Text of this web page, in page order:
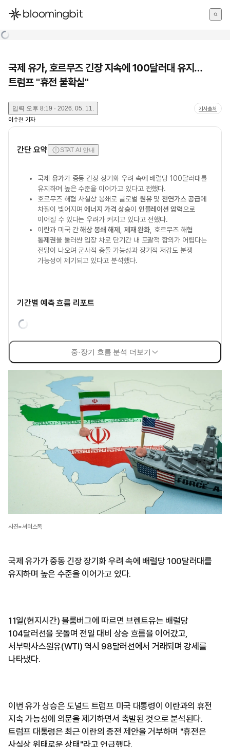
한국어
국제 유가, 호르무즈 긴장 지속에 100달러대 유지…
트럼프 "휴전 불확실"
입력 오후 8:19 · 2026. 05. 11. 기사출처
이수현 기자
간단 요약 STAT AI 안내
국제 유가가 중동 긴장 장기화 우려 속에 배럴당 100달러대를
유지하며 높은 수준을 이어가고 있다고 전했다.
호르무즈 해협 사실상 봉쇄로 글로벌 원유및 천연가스 공급에
차질이 빚어지며에너지 가격 상승이 인플레이션 압력으로
이어질 수 있다는 우려가 커지고 있다고 전했다.
이란과 미국 간해상 봉쇄 해제 제재 완화 , 호르무즈 해협
통제권을 둘러싼 입장 차로 단기간 내 포괄적 합의가 어렵다는
전망이 나오며 군사적 충돌 가능성과 장기적 저강도 분쟁
가능성이 제기되고 있다고 분석했다.
기간별 예측 흐름 리포트
중·장기 흐름 분석 더보기
사진=셔터스톡
국제 유가가 중동 긴장 장기화 우려 속에 배럴당 100달러대를
유지하며 높은 수준을 이어가고 있다.
11일(현지시간) 블룸버그에 따르면 브렌트유는 배럴당
104달러선을 웃돌며 전일 대비 상승 흐름을 이어갔고,
서부텍사스원유(WTI) 역시 98달러선에서 거래되며 강세를
나타냈다.
이번 유가 상승은 도널드 트럼프 미국 대통령이 이란과의 휴전
지속 가능성에 의문을 제기하면서 촉발된 것으로 분석된다.
트럼프 대통령은 최근 이란의 종전 제안을 거부하며 "휴전은
사실상 위태로운 상태"라고 언급했다.